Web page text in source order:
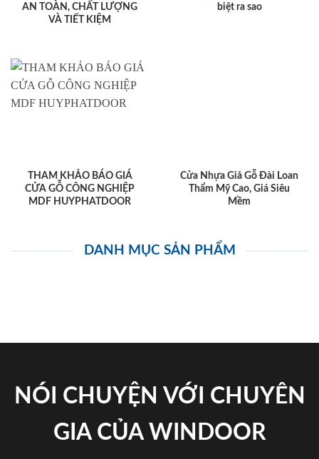
AN TOÀN, CHẤT LƯỢNG
VÀ TIẾT KIỆM
biệt ra sao
THAM KHẢO BÁO GIÁ
CỬA GỖ CÔNG NGHIỆP
MDF HUYPHATDOOR
Cửa Nhựa Giả Gỗ Đài Loan
Thẩm Mỹ Cao, Giá Siêu
Mềm
DANH MỤC SẢN PHẨM
NÓI CHUYỆN VỚI CHUYÊN
GIA CỦA WINDOOR